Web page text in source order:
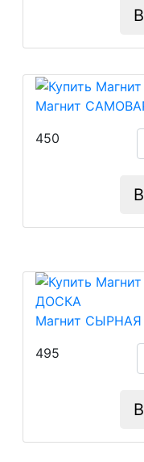
Магнит
450
Магнит
495